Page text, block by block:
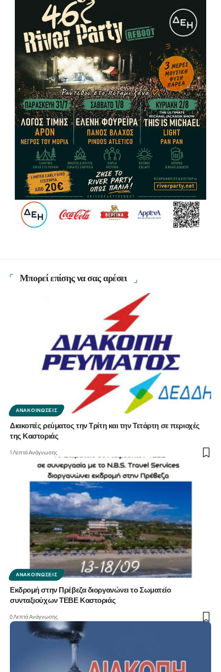
Μπορεί επίσης να σας αρέσει
ΑΝΑΚΟΙΝΏΣΕΙΣ
Διακοπές ρεύματος την Τρίτη και την Τετάρτη σε περιοχές
της Καστοριάς
1 Λεπτά Ανάγνωσης
ΑΝΑΚΟΙΝΏΣΕΙΣ
Εκδρομή στην Πρέβεζα διοργανώνει το Σωματείο
συνταξιούχων ΤΕΒΕ Καστοριάς
0 Λεπτά Ανάγνωσης